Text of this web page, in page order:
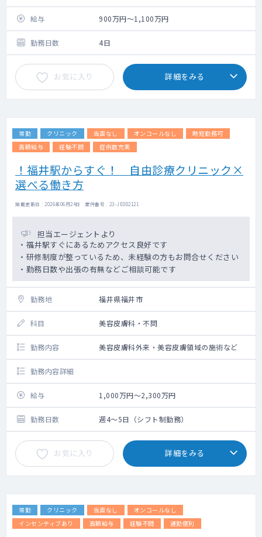
り。
管理会議への参加等
給与 900万円～1,100万円
勤務日数 4日
お気に入り 詳細をみる
常勤 クリニック 当直なし オンコールなし
時短勤務可
高額給与
経験不問 症例数充実
！福井駅からすぐ！ 自由診療クリニック×
選べる働き方
掲載更新日 : 2026年06月24日 案件番号 : 23-JE002121
担当エージェントより
・福井駅すぐにあるためアクセス良好です
・研修制度が整っているため、未経験の方もお問合せください
・勤務日数や出張の有無などご相談可能です
勤務地 福井県福井市
科目 美容皮膚科・不問
勤務内容 美容皮膚科外来・美容皮膚領域の施術など
勤務内容詳細
給与 1,000万円～2,300万円
勤務日数 週4～5日（シフト制勤務）
お気に入り 詳細をみる
常勤 クリニック 当直なし
オンコールなし
インセンティブあり
高額給与 経験不問 通勤便利